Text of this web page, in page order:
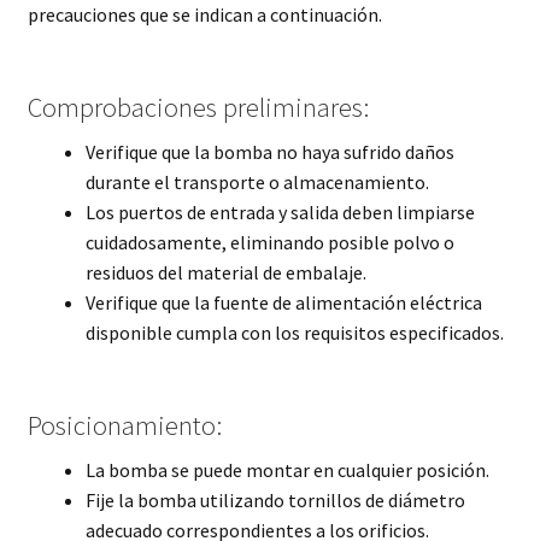
precauciones que se indican a continuación.
Comprobaciones preliminares:
Verifique que la bomba no haya sufrido daños
durante el transporte o almacenamiento.
Los puertos de entrada y salida deben limpiarse
cuidadosamente, eliminando posible polvo o
residuos del material de embalaje.
Verifique que la fuente de alimentación eléctrica
disponible cumpla con los requisitos especificados.
Posicionamiento:
La bomba se puede montar en cualquier posición.
Fije la bomba utilizando tornillos de diámetro
adecuado correspondientes a los orificios.